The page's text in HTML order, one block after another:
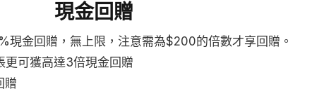
現金回贈
金回贈，無上限，注意需為$200的倍數才享回贈。
更可獲高達3倍現金回贈
贈